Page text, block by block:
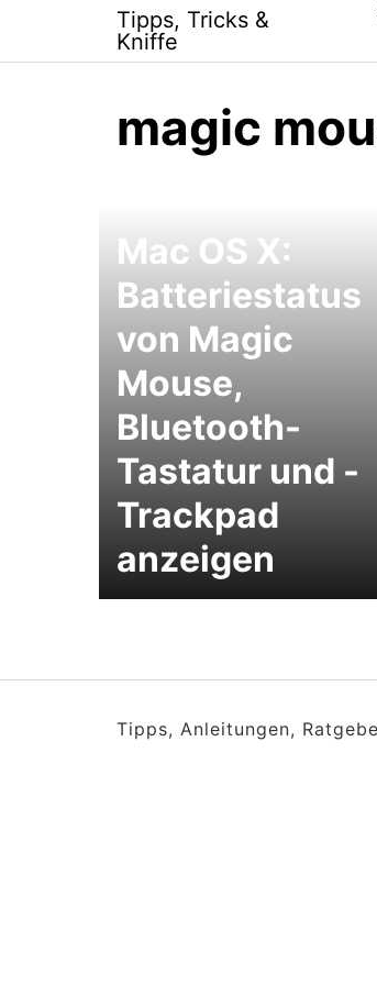
Tipps, Tricks &
Kniffe
magic
Mac OS X:
Batteriestatus
von Magic
Mouse,
Bluetooth-
Tastatur und -
Trackpad
anzeigen
Tipps, Anleitungen,